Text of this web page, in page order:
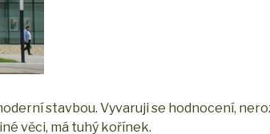
stavbou. Vyvaruji se hodnocení,
věci, má tuhý kořínek.